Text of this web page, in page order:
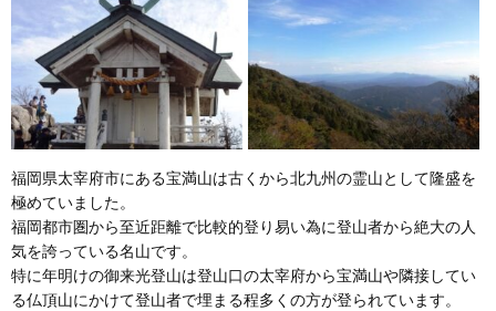
福岡県太宰府市にある宝満山は古くから北九州の霊山として隆盛を
極めていました。
福岡都市圏から至近距離で比較的登り易い為に登山者から絶大の人
気を誇っている名山です。
特に年明けの御来光登山は登山口の太宰府から宝満山や隣接してい
る仏頂山にかけて登山者で埋まる程多くの方が登られています。